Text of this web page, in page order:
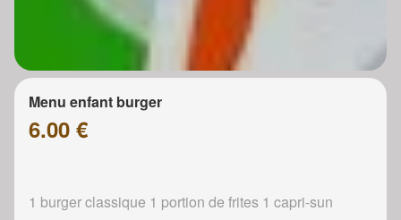
Menu enfant burger
6.00 €
1 burger classique 1 portion de frites 1 capri-sun